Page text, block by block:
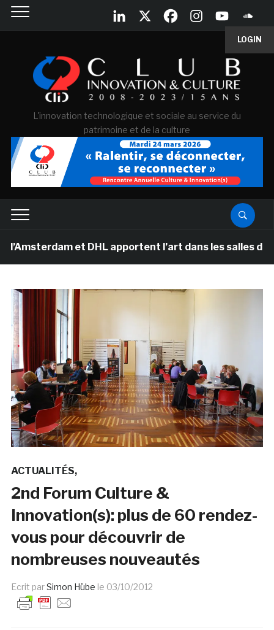
LOGIN
L'innovation technologique et sociale au service du
patrimoine et de la culture
et DHL apportent l’art dans les salles de classe
ACTUALITÉS
2nd Forum Culture &
Innovation(s): plus de 60 rendez-
vous pour découvrir de
nombreuses nouveautés
Ecrit parSimon Hübe le 03/10/2012